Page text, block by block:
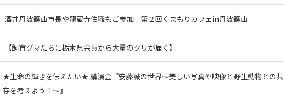
酒井丹波篠山市長や龍蔵寺住職もご参加 第２回くまもりカフェin丹波篠山
【飼育グマたちに栃木県会員から大量のクリが届く】
★生命の輝きを伝えたい★ 講演会『安藤誠の世界～美しい写真や映像と野生動物との共
存を考えよう！～』